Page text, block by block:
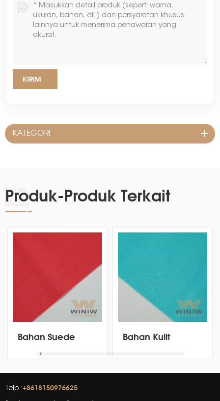
KIRIM
KATEGORI
Produk-Produk Terkait
Bahan Suede
Sepatu Orthotic
Bahan Kulit
Untuk Sepatu
Telp :+8618150976625